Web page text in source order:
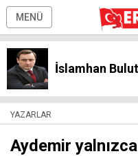
MENÜ
İslamhan
YAZARLAR
Aydemir